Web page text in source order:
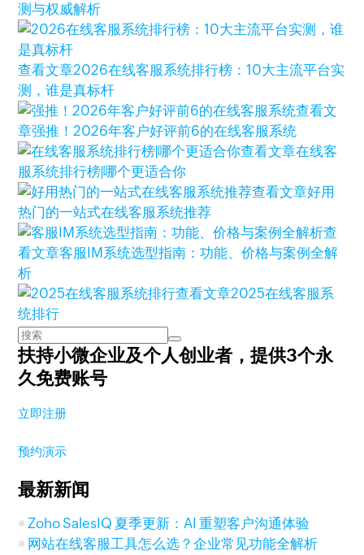
测与权威解析
查看文章2026在线客服系统排行榜：10大主流平台实
测，谁是真标杆
查看文
章强推！2026年客户好评前6的在线客服系统
查看文章在线客
服系统排行榜|哪个更适合你
查看文章好用
热门的一站式在线客服系统推荐
查
看文章客服IM系统选型指南：功能、价格与案例全解
析
查看文章2025在线客服系
统排行
扶持小微企业及个人创业者，提供3个永
久免费账号
立即注册
预约演示
最新新闻
Zoho SalesIQ 夏季更新：AI 重塑客户沟通体验
网站在线客服工具怎么选？企业常见功能全解析